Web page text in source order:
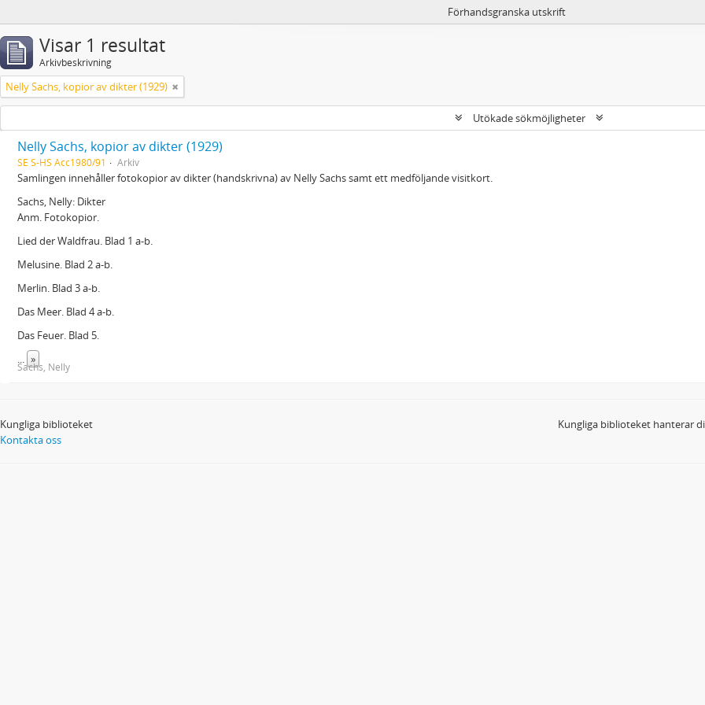
Förhandsgranska utskrift
Visar 1 resultat
Arkivbeskrivning
Nelly Sachs, kopior av dikter (1929)
Utökade sökmöjligheter
Nelly Sachs, kopior av dikter (1929)
SE S-HS Acc1980/91 Arkiv
Samlingen innehåller fotokopior av dikter (handskrivna) av Nelly Sachs samt ett medföljande visitkort.
Sachs, Nelly: Dikter
Anm. Fotokopior.
Lied der Waldfrau. Blad 1 a-b.
Melusine. Blad 2 a-b.
Merlin. Blad 3 a-b.
Das Meer. Blad 4 a-b.
Das Feuer. Blad 5.
... »
Sachs, Nelly
Kungliga biblioteket
Kontakta oss
Kungliga biblioteket hanterar